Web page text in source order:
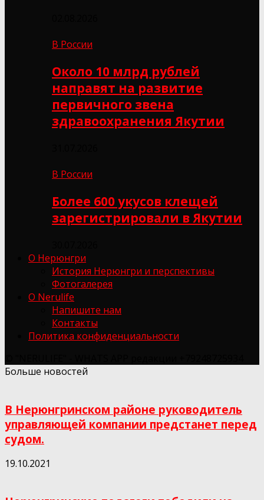
В России
Около 10 млрд рублей
направят на развитие
первичного звена
здравоохранения Якутии
В России
Более 600 укусов клещей
зарегистрировали в Якутии
О Нерюнгри
История Нерюнгри и перспективы
Фотогалерея
О Nerulife
Напишите нам
Контакты
Политика конфиденциальности
Больше новостей
В Нерюнгринском районе руководитель
управляющей компании предстанет перед
судом.
19.10.2021